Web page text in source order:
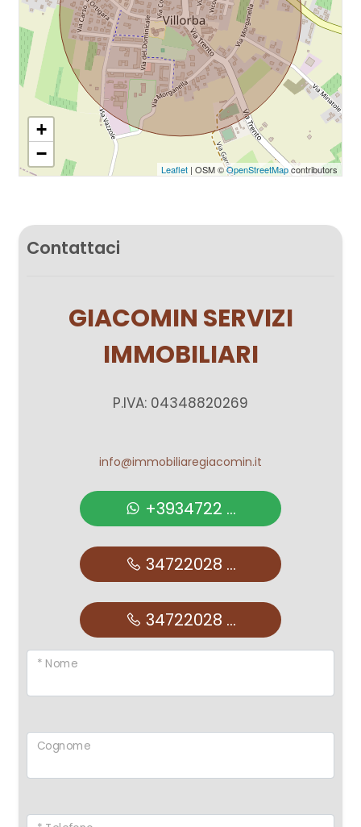
+
−
Leaflet| OSM ©OpenStreetMapcontributors
Contattaci
GIACOMIN SERVIZI
IMMOBILIARI
P.IVA: 04348820269
info@immobiliaregiacomin.it
+3934722 ...
34722028 ...
34722028 ...
* Nome
Cognome